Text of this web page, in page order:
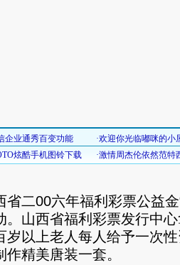
00六年福利彩票公益金
。山西省福利彩票发行中
岁以上老人每人给予一次
作精美唐装一套。